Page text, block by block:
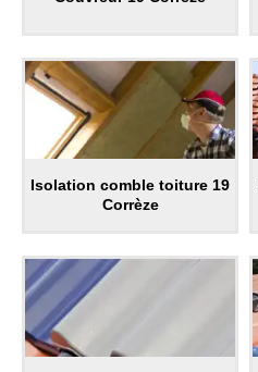
Isolation comble toiture 19
Corrèze